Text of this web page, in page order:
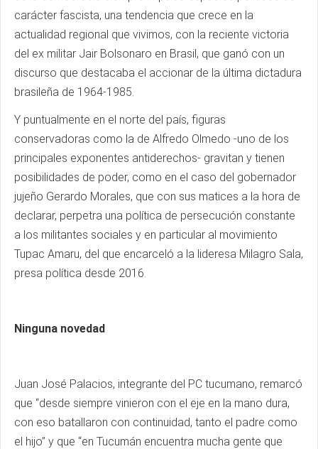
carácter fascista, una tendencia que crece en la
actualidad regional que vivimos, con la reciente victoria
del ex militar Jair Bolsonaro en Brasil, que ganó con un
discurso que destacaba el accionar de la última dictadura
brasileña de 1964-1985.
Y puntualmente en el norte del país, figuras
conservadoras como la de Alfredo Olmedo -uno de los
principales exponentes antiderechos- gravitan y tienen
posibilidades de poder, como en el caso del gobernador
jujeño Gerardo Morales, que con sus matices a la hora de
declarar, perpetra una política de persecución constante
a los militantes sociales y en particular al movimiento
Tupac Amaru, del que encarceló a la lideresa Milagro Sala,
presa política desde 2016.
Ninguna novedad
Juan José Palacios, integrante del PC tucumano, remarcó
que “desde siempre vinieron con el eje en la mano dura,
con eso batallaron con continuidad, tanto el padre como
el hijo” y que “en Tucumán encuentra mucha gente que